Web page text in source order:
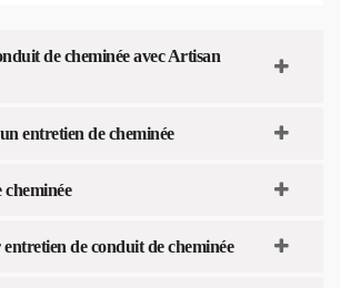
de cheminée avec Artisan
entretien de cheminée
de conduit de cheminée